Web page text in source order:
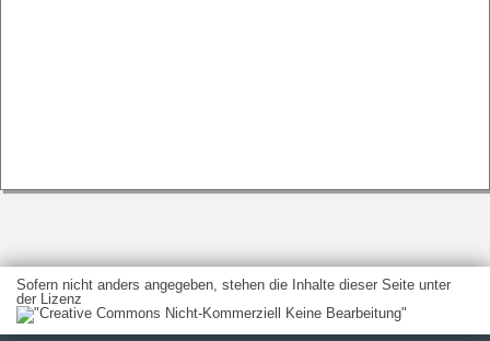
Sofern nicht anders angegeben, stehen die Inhalte dieser Seite unter
der Lizenz